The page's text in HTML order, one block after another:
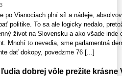
po Vianociach plní síl a nádeje,
politike. To sa ale logicky nedalo,
život na Slovensku a ako všade inde
Mnohí to nevedia, sme parlamentná
dať dokopy, povedzme 76 [...]
dobrej vôle prežite